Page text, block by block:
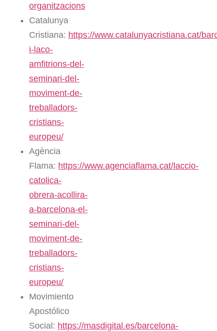
organitzacions
Catalunya
Cristiana: https://www.catalunyacristiana.cat/
i-laco-
amfitrions-del-
seminari-del-
moviment-de-
treballadors-
cristians-
europeu/
Agència
Flama: https://www.agenciaflama.cat/laccio-
catolica-
obrera-acollira-
a-barcelona-el-
seminari-del-
moviment-de-
treballadors-
cristians-
europeu/
Movimiento
Apostólico
Social: https://masdigital.es/barcelona-